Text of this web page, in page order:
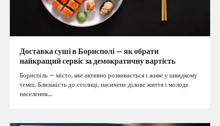
Доставка суші в Борисполі — як обрати
найкращий сервіс за демократичну вартість
Бориспіль — місто, яке активно розвивається і живе у швидкому
темпі. Близькість до столиці, насичене ділове життя і молоде
населення…